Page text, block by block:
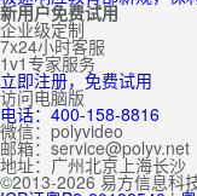
新用户免费试用
企业级定制
7x24小时客服
1v1专家服务
立即注册，免费试用
访问电脑版
电话：400-158-8816
微信：polyvideo
邮箱：service@polyv.net
地址： 广州北京 上海长沙
©2013-2026 易方信息科